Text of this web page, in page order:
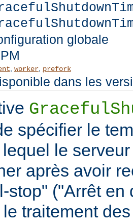
globale
, worker, prefork
dans les
spécifier le
le
après avoir
stop" ("Arrêt en
traitement